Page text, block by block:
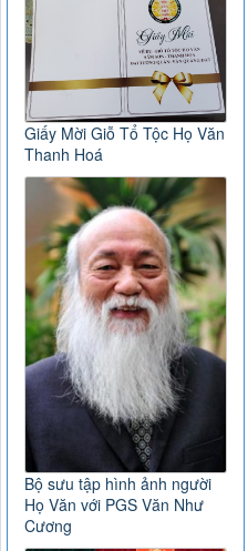
Giấy Mời Giỗ Tổ Tộc Họ Văn
Thanh Hoá
Bộ sưu tập hình ảnh người
Họ Văn với PGS Văn Như
Cương